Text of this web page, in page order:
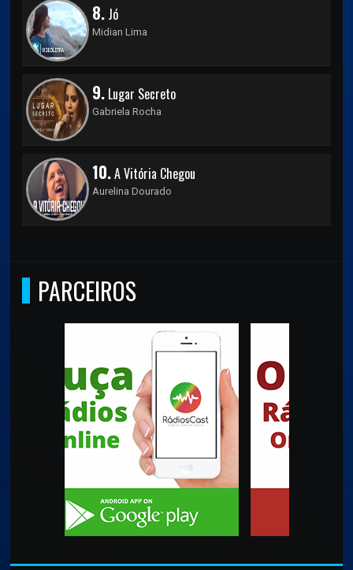
8. Jó
Midian Lima
9. Lugar Secreto
Gabriela Rocha
10.A Vitória Chegou
Aurelina Dourado
PARCEIROS